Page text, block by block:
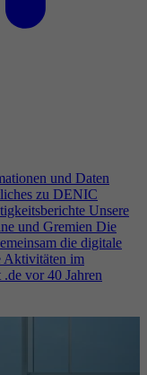
und Daten
zu DENIC
Unsere
und Gremien Die
die digitale
Aktivitäten im
vor 40 Jahren